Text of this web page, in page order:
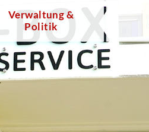
Verwaltung &
Politik